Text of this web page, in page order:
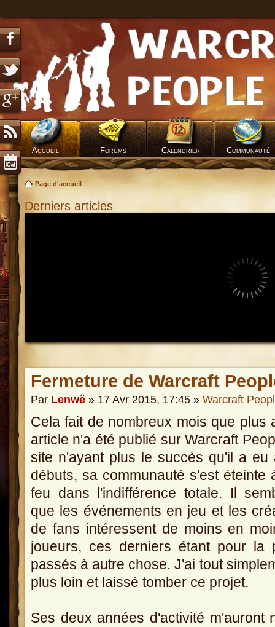
Accueil Forums Calendrier Communauté
Page d'accueil
Derniers articles
Fermeture de Warcraft
Par Lenwë » 17 Avr 2015, 17:45 » Warcraft
Cela fait de nombreux mois que plus
article n'a été publié sur Warcraft
site n'ayant plus le succès qu'il a eu
débuts, sa communauté s'est éteinte
feu dans l'indifférence totale. Il
que les événements en jeu et les
de fans intéressent de moins en
joueurs, ces derniers étant pour la
passés à autre chose. J'ai tout
plus loin et laissé tomber ce projet.
Ses deux années d'activité m'auront